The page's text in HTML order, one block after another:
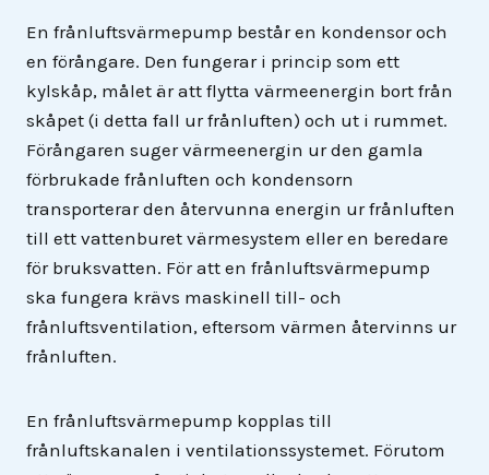
En frånluftsvärmepump består en kondensor och
en förångare. Den fungerar i princip som ett
kylskåp, målet är att flytta värmeenergin bort från
skåpet (i detta fall ur frånluften) och ut i rummet.
Förångaren suger värmeenergin ur den gamla
förbrukade frånluften och kondensorn
transporterar den återvunna energin ur frånluften
till ett vattenburet värmesystem eller en beredare
för bruksvatten. För att en frånluftsvärmepump
ska fungera krävs maskinell till- och
frånluftsventilation, eftersom värmen återvinns ur
frånluften.
En frånluftsvärmepump kopplas till
frånluftskanalen i ventilationssystemet. Förutom